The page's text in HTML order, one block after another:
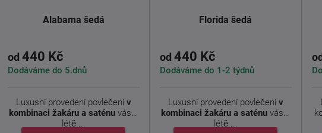
Alabama šedá
od 440 Kč
Dodáváme do 5.dnů
Luxusní provedení povlečenív
kombinaci žakáru a saténu vás v
létě ...
Florida šedá
od 440 Kč
Dodáváme do 1-2 týdnů
Luxusní provedení povlečenív
kombinaci žakáru a saténu vás v
létě ...
od